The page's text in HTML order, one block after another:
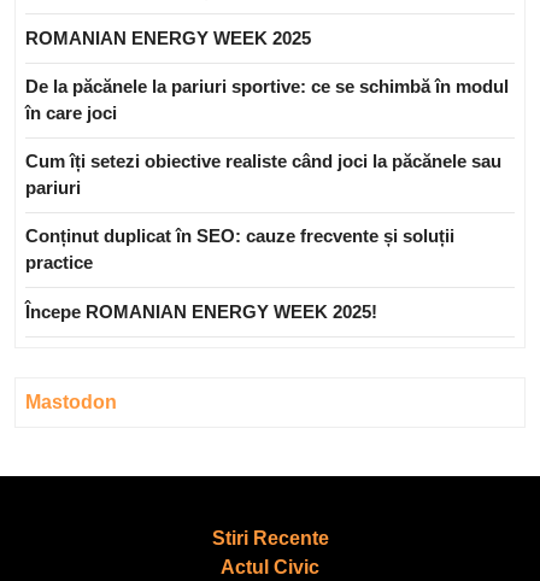
ROMANIAN ENERGY WEEK 2025
De la păcănele la pariuri sportive: ce se schimbă în modul
în care joci
Cum îți setezi obiective realiste când joci la păcănele sau
pariuri
Conținut duplicat în SEO: cauze frecvente și soluții
practice
Începe ROMANIAN ENERGY WEEK 2025!
Mastodon
Stiri Recente
Actul Civic